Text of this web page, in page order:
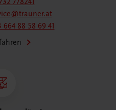
664 88 58 69 41